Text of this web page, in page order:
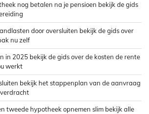
nog betalen na je pensioen bekijk de gids
door oversluiten bekijk de gids over
nu zelf
in 2025 bekijk de gids over de kosten de rente
werkt
bekijk het stappenplan van de aanvraag
tweede hypotheek opnemen slim bekijk alle